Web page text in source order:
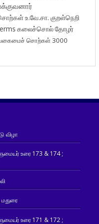
உ.வே.சா. குறள்நெறி
கலைச்சொல்தோழர்
சொற்கள் 3000
விழா
உரை 173 & 174 ;
உரை 171 & 172 ;